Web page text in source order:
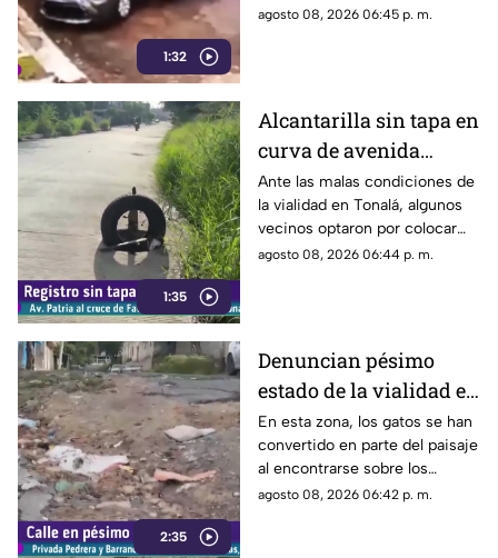
1:32
sujetos fueron captados
agosto 08, 2026 06:45 p. m.
1:35
Alcantarilla sin tapa en
curva de avenida
Patria
Ante las malas condiciones de
la vialidad en Tonalá, algunos
vecinos optaron por colocar
una llanta como señalamiento
agosto 08, 2026 06:44 p. m.
2:35
Denuncian pésimo
estado de la vialidad en
Privada Pedrera y
Barrancones
En esta zona, los gatos se han
convertido en parte del paisaje
al encontrarse sobre los
techos y las puertas de las
agosto 08, 2026 06:42 p. m.